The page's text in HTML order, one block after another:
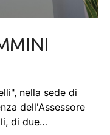
nella sede di
dell'Assessore
di due…